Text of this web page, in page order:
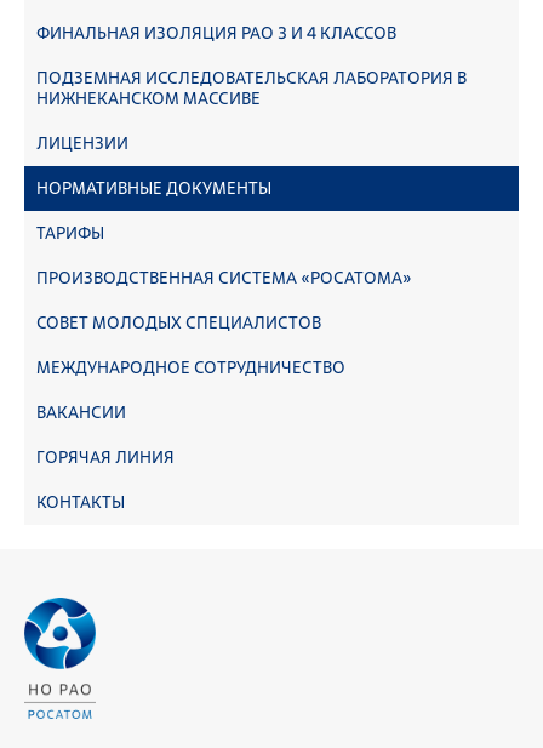
ФИНАЛЬНАЯ ИЗОЛЯЦИЯ РАО 3 И 4 КЛАССОВ
ПОДЗЕМНАЯ ИССЛЕДОВАТЕЛЬСКАЯ ЛАБОРАТОРИЯ В
НИЖНЕКАНСКОМ МАССИВЕ
ЛИЦЕНЗИИ
НОРМАТИВНЫЕ ДОКУМЕНТЫ
ТАРИФЫ
ПРОИЗВОДСТВЕННАЯ СИСТЕМА «РОСАТОМА»
СОВЕТ МОЛОДЫХ СПЕЦИАЛИСТОВ
МЕЖДУНАРОДНОЕ СОТРУДНИЧЕСТВО
ВАКАНСИИ
ГОРЯЧАЯ ЛИНИЯ
КОНТАКТЫ